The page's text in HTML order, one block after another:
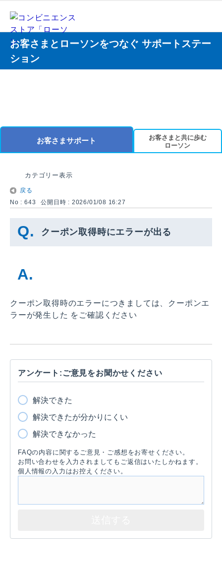
お客さまとローソンをつなぐ サポートステー
ション
お客さまサポート
お客さまと共に歩む
ローソン
カテゴリー表示
戻る
No : 643
公開日時 : 2026/01/08 16:27
クーポン取得時にエラーが出る
クーポン取得時のエラーにつきましては、クーポンエ
ラーが発生した をご確認ください
アンケート:ご意見をお聞かせください
解決できた
解決できたが分かりにくい
解決できなかった
FAQの内容に関するご意見・ご感想をお寄せください。
お問い合わせを入力されましてもご返信はいたしかねます。
個人情報の入力はお控えください。